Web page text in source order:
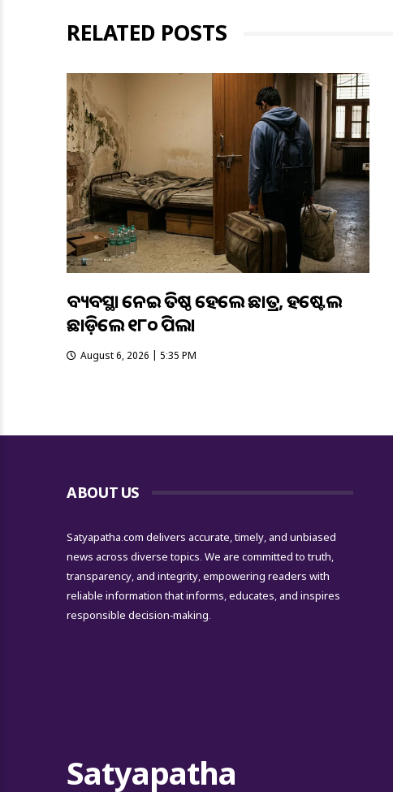
RELATED POSTS
ଅବ୍ୟବସ୍ଥା ନେଇ ଅତିଷ୍ଠ ହେଲେ ଛାତ୍ର, ହଷ୍ଟେଲ
ଛାଡ଼ିଲେ ୧୮୦ ପିଲା
August 6, 2026 | 5:35 PM
ABOUT US
Satyapatha.com delivers accurate, timely, and unbiased
news across diverse topics. We are committed to truth,
transparency, and integrity, empowering readers with
reliable information that informs, educates, and inspires
responsible decision-making.
Satyapatha